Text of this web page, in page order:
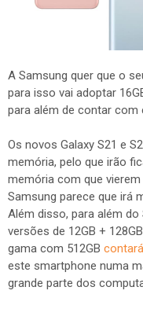
A Samsung quer que o
para isso vai adoptar
para além de contar com
Os novos Galaxy S21 e
memória, pelo que irão
memória com que
Samsung parece que irá
Além disso, para além
versões de 12GB +
gama com 512GB
este smartphone numa
grande parte dos